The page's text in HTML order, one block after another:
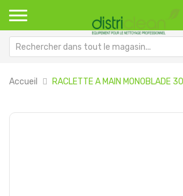
Accueil RACLETTE A MAIN MONOBLADE
Passer